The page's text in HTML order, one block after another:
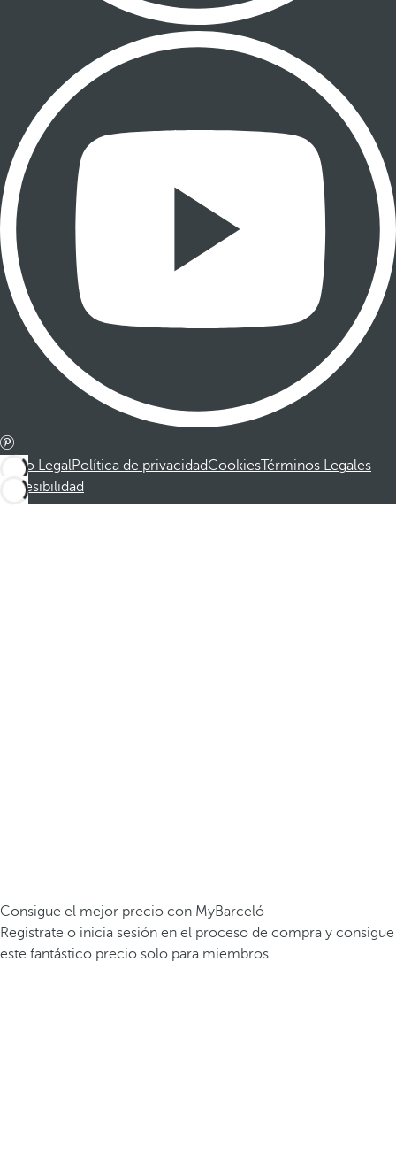
Aviso LegalPolítica de privacidadCookiesTérminos Legales
Accesibilidad
Consigue el mejor precio con MyBarceló
Registrate o inicia sesión en el proceso de compra y consigue
este fantástico precio solo para miembros.